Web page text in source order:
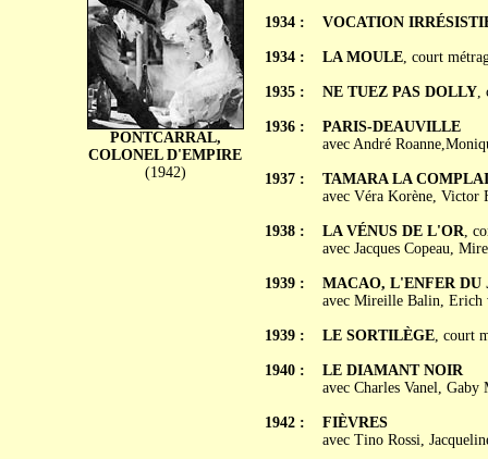
PONTCARRAL,
COLONEL D'EMPIRE
(1942)
1934 :
1934 :
1935 :
1936 :
1937 :
1938 :
1939 :
1939 :
1940 :
1942 :
VOCATION
LA MOULE, court
NE TUEZ PAS DOLLY,
PARIS-DEAUVILLE
avec André
TAMARA LA
avec Véra Korène, Victor
LA VÉNUS DE L'OR,
avec Jacques Copeau,
MACAO, L'ENFER DU
avec Mireille Balin, Erich
LE SORTILÈGE, court
LE DIAMANT NOIR
avec Charles Vanel,
FIÈVRES
avec Tino Rossi,